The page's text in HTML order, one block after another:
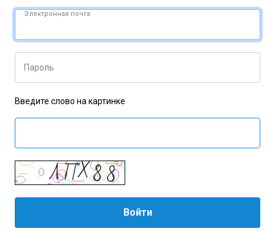
Электронная почта
Пароль
Введите слово на картинке